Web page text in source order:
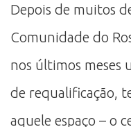
Depois de muitos
Comunidade do
nos últimos meses
de requalificação,
aquele espaço – o